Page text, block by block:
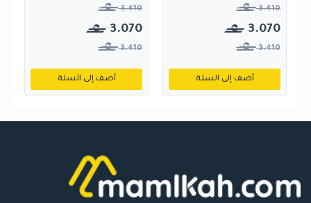
3.410
3.070
3.410
أضف إلى السلة
3.410
3.070
3.410
أضف إلى السلة